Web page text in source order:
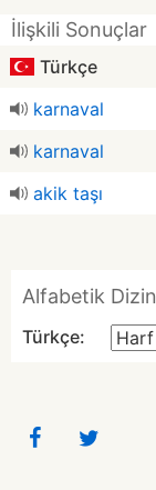
İlişkili Sonuçlar
Türkçe
karnaval
karnaval
akik taşı
Alfabetik Dizin
Türkçe: